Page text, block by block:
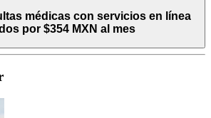
médicas con servicios en línea
por $354 MXN al mes